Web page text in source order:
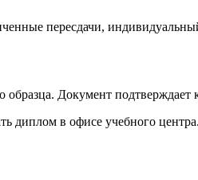
пересдачи,
образца. Документ
диплом в офисе учебного центра.